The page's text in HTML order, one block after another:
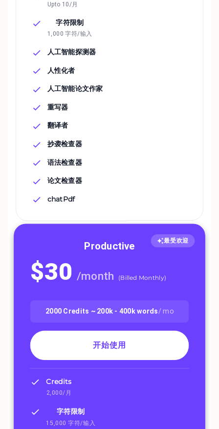
Upto 10/月
字符限制
1,000 字符/输入
人工智能探测器
人性化者
人工智能论文作家
重写器
翻译者
抄袭检查器
语法检查器
论文检查器
chatPdf
最受欢迎
Productive
$30 /month (Billed Monthly)
2000 Credits ~ 200k - 400kwords/ mo
开始使用
Credits
2,000/月
字符限制
15,000 字符/输入